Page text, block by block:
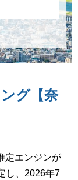
グ【奈
定エンジンが
し、2026年7